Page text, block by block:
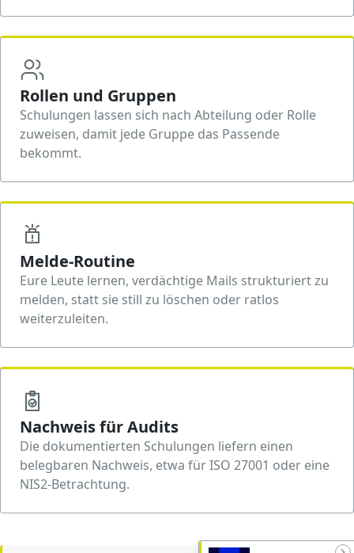
Rollen und Gruppen
Schulungen lassen sich nach Abteilung oder Rolle
zuweisen, damit jede Gruppe das Passende
bekommt.
Melde-Routine
Eure Leute lernen, verdächtige Mails strukturiert zu
melden, statt sie still zu löschen oder ratlos
weiterzuleiten.
Nachweis für Audits
Die dokumentierten Schulungen liefern einen
belegbaren Nachweis, etwa für ISO 27001 oder eine
NIS2-Betrachtung.